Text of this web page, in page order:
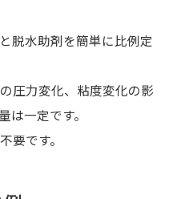
脱水助剤を簡単に比例定
圧力変化、粘度変化の影
は一定です。
要です。